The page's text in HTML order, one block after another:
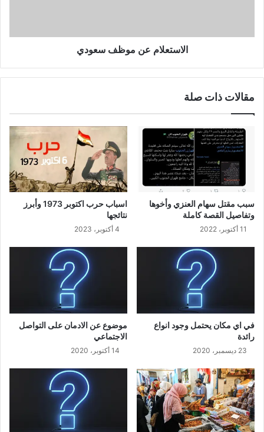
الاستعلام عن موظف سعودي
مقالات ذات صلة
سبب مقتل سهام العنزي وأخوها
وتفاصيل القصة كاملة
11 أكتوبر، 2022
اسباب حرب اكتوبر 1973 وأبرز
نتائجها
4 أكتوبر، 2023
في اي مكان يحتمل وجود انواع
رائدة
23 ديسمبر، 2020
موضوع عن الادمان على التواصل
الاجتماعي
14 أكتوبر، 2020